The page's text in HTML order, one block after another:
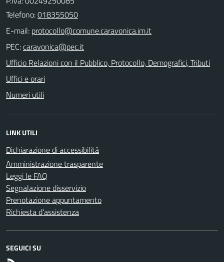
Telefono:018355050
E-mail:
PEC:
Ufficio Relazioni con il Pubblico, Protocollo, Demografici, Tributi
Uffici e orari
Numeri utili
LINK UTILI
Dichiarazione di accessibilità
Amministrazione trasparente
Leggi le FAQ
Segnalazione disservizio
Prenotazione appuntamento
Richiesta d'assistenza
SEGUICI SU